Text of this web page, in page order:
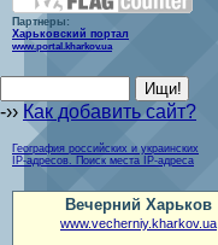
Партнеры:
Харьковский портал
www.portal.kharkov.ua
-›› Как добавить сайт?
География российских и украинских
IP-адресов. Поиск места IP-адреса
Вечерний Харьков
www.vecherniy.kharkov.ua